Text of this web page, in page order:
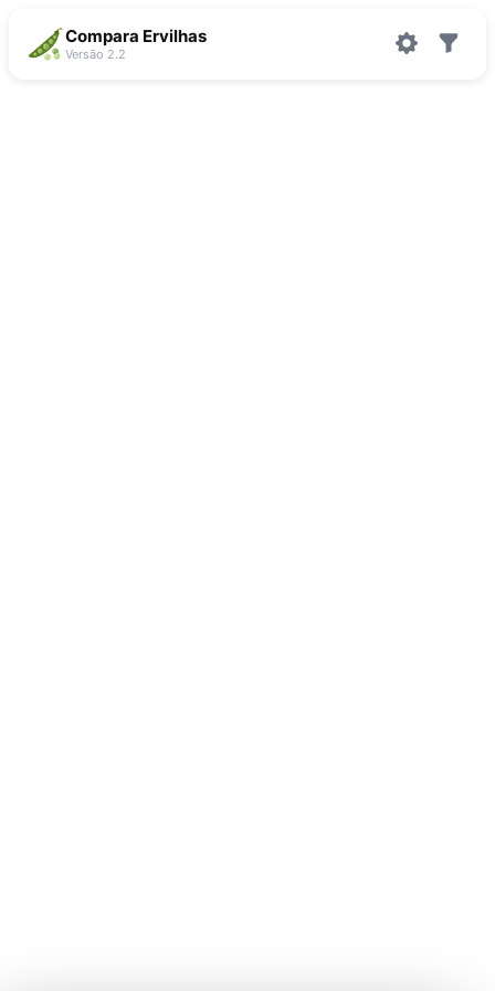
Compara Ervilhas
Versão 2.2